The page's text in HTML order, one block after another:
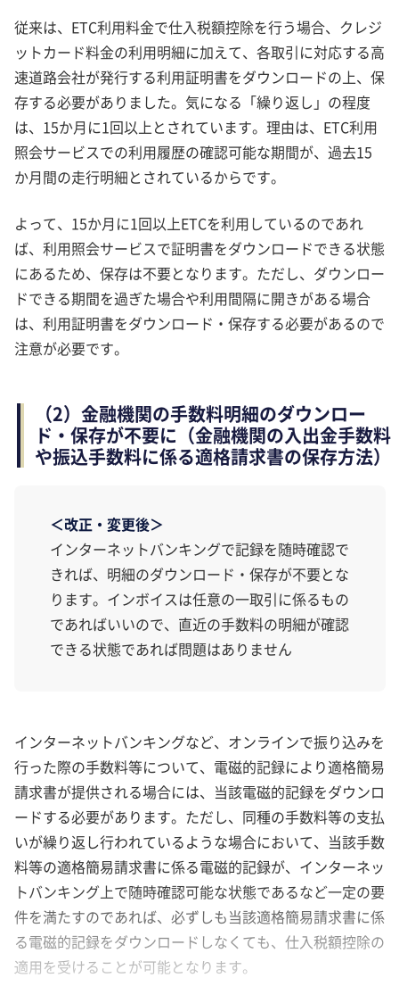
従来は、ETC利用料金で仕入税額控除を行う場合、クレジ
ットカード料金の利用明細に加えて、各取引に対応する高
速道路会社が発行する利用証明書をダウンロードの上、保
存する必要がありました。気になる「繰り返し」の程度
は、15か月に1回以上とされています。理由は、ETC利用
照会サービスでの利用履歴の確認可能な期間が、過去15
か月間の走行明細とされているからです。
よって、15か月に1回以上ETCを利用しているのであれ
ば、利用照会サービスで証明書をダウンロードできる状態
にあるため、保存は不要となります。ただし、ダウンロー
ドできる期間を過ぎた場合や利用間隔に開きがある場合
は、利用証明書をダウンロード・保存する必要があるので
注意が必要です。
（2）金融機関の手数料明細のダウンロー
ド・保存が不要に（金融機関の入出金手数料
や振込手数料に係る適格請求書の保存方法）
＜改正・変更後＞
インターネットバンキングで記録を随時確認で
きれば、明細のダウンロード・保存が不要とな
ります。インボイスは任意の一取引に係るもの
であればいいので、直近の手数料の明細が確認
できる状態であれば問題はありません
インターネットバンキングなど、オンラインで振り込みを
行った際の手数料等について、電磁的記録により適格簡易
請求書が提供される場合には、当該電磁的記録をダウンロ
ードする必要があります。ただし、同種の手数料等の支払
いが繰り返し行われているような場合において、当該手数
料等の適格簡易請求書に係る電磁的記録が、インターネッ
トバンキング上で随時確認可能な状態であるなど一定の要
件を満たすのであれば、必ずしも当該適格簡易請求書に係
る電磁的記録をダウンロードしなくても、仕入税額控除の
適用を受けることが可能となります。